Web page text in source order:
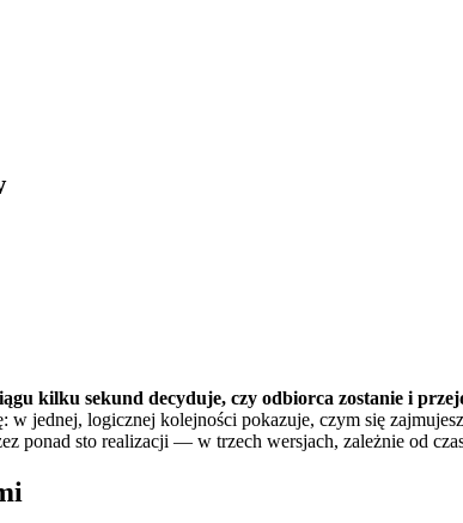
kilku sekund decyduje, czy odbiorca zostanie i
w jednej, logicznej kolejności pokazuje, czym się
ponad sto realizacji — w trzech wersjach, zależnie od